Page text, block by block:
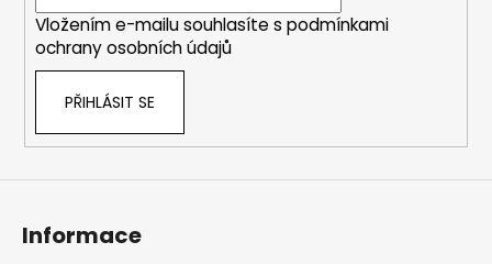
Vložením e-mailu souhlasíte s podmínkami
ochrany osobních údajů
PŘIHLÁSIT SE
Informace